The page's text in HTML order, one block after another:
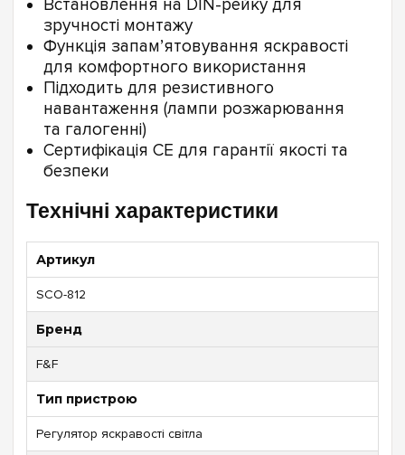
Встановлення на DIN-рейку для
зручності монтажу
Функція запам’ятовування яскравості
для комфортного використання
Підходить для резистивного
навантаження (лампи розжарювання
та галогенні)
Сертифікація CE для гарантії якості та
безпеки
Технічні характеристики
Артикул
SCO-812
Бренд
F&F
Тип пристрою
Регулятор яскравості світла